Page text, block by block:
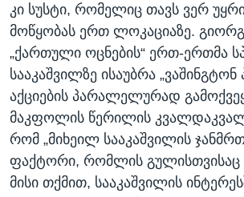
კი სუსტი, რომელიც თავს ვერ
მოწყობას ერთ ლოკაციაზე.
„ქართული ოცნების“ ერთ-ერთმა
სააკაშვილზე ისაუბრა „ვაშინგტონ
აქციების პარალელურად
მაკფოლის წერილის
რომ „მიხეილ სააკაშვილის
ფაქტორი, რომლის გულისთვისაც
მისი თქმით, სააკაშვილის